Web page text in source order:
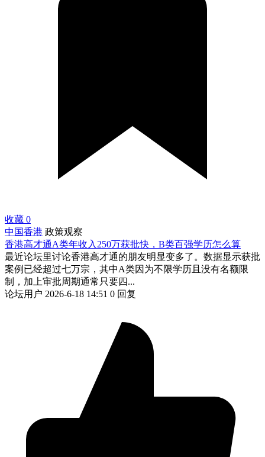
收藏 0
中国香港 政策观察
香港高才通A类年收入250万获批快，B类百强学历怎么算
最近论坛里讨论香港高才通的朋友明显变多了。数据显示获批
案例已经超过七万宗，其中A类因为不限学历且没有名额限
制，加上审批周期通常只要四...
论坛用户 2026-6-18 14:51 0 回复